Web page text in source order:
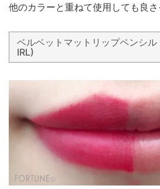
他のカラーと重ねて使用しても良さ
ベルベットマットリップペンシ
IRL)